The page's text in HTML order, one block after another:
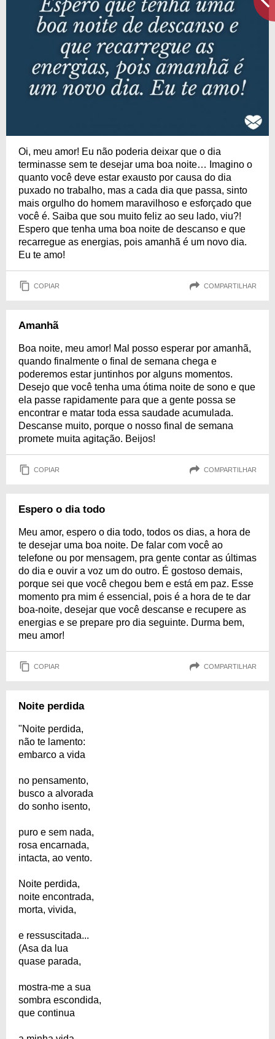
Oi, meu amor! Eu não poderia deixar que o dia
terminasse sem te desejar uma boa noite… Imagino o
quanto você deve estar exausto por causa do dia
puxado no trabalho, mas a cada dia que passa, sinto
mais orgulho do homem maravilhoso e esforçado que
você é. Saiba que sou muito feliz ao seu lado, viu?!
Espero que tenha uma boa noite de descanso e que
recarregue as energias, pois amanhã é um novo dia.
Eu te amo!
COPIAR COMPARTILHAR
Amanhã
Boa noite, meu amor! Mal posso esperar por amanhã,
quando finalmente o final de semana chega e
poderemos estar juntinhos por alguns momentos.
Desejo que você tenha uma ótima noite de sono e que
ela passe rapidamente para que a gente possa se
encontrar e matar toda essa saudade acumulada.
Descanse muito, porque o nosso final de semana
promete muita agitação. Beijos!
COPIAR COMPARTILHAR
Espero o dia todo
Meu amor, espero o dia todo, todos os dias, a hora de
te desejar uma boa noite. De falar com você ao
telefone ou por mensagem, pra gente contar as últimas
do dia e ouvir a voz um do outro. É gostoso demais,
porque sei que você chegou bem e está em paz. Esse
momento pra mim é essencial, pois é a hora de te dar
boa-noite, desejar que você descanse e recupere as
energias e se prepare pro dia seguinte. Durma bem,
meu amor!
COPIAR COMPARTILHAR
Noite perdida
"Noite perdida,
não te lamento:
embarco a vida
no pensamento,
busco a alvorada
do sonho isento,
puro e sem nada,
rosa encarnada,
intacta, ao vento.
Noite perdida,
noite encontrada,
morta, vivida,
e ressuscitada...
(Asa da lua
quase parada,
mostra-me a sua
sombra escondida,
que continua